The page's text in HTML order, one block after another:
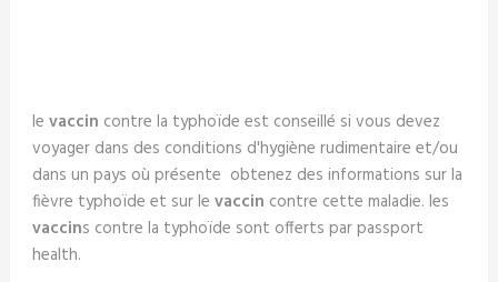
le vaccin contre la typhoïde est conseillé si vous devez
voyager dans des conditions d'hygiène rudimentaire et/ou
dans un pays où présente obtenez des informations sur la
fièvre typhoïde et sur le vaccin contre cette maladie. les
vaccins contre la typhoïde sont offerts par passport
health.